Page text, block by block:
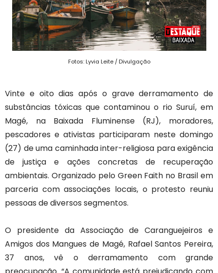
Fotos: Lyvia Leite / Divulgação
Vinte e oito dias após o grave derramamento de
substâncias tóxicas que contaminou o rio Suruí, em
Magé, na Baixada Fluminense (RJ), moradores,
pescadores e ativistas participaram neste domingo
(27) de uma caminhada inter-religiosa para exigência
de justiça e ações concretas de recuperação
ambientais. Organizado pelo Green Faith no Brasil em
parceria com associações locais, o protesto reuniu
pessoas de diversos segmentos.
O presidente da Associação de Caranguejeiros e
Amigos dos Mangues de Magé, Rafael Santos Pereira,
37 anos, vê o derramamento com grande